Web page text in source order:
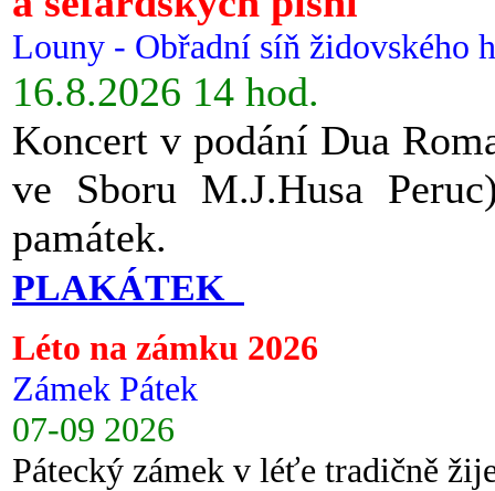
Louny - Obřadní síň židovského
16.8.2026 14 hod.
Koncert v podání Dua
ve Sboru M.J.Husa
památek.
PLAKÁTEK
Léto na zámku 2026
Zámek Pátek
07-09 2026
Pátecký zámek v léťe tradičně